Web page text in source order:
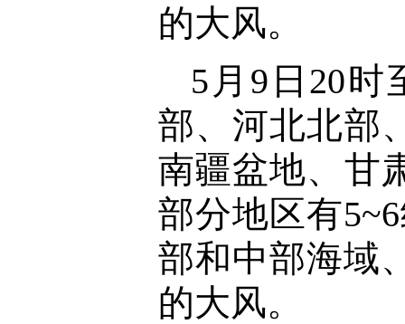
的大风。
5月9日20时
部、河北北部
南疆盆地、甘
部分地区有
部和中部海域
的大风。